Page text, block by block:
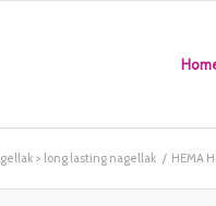
> long lasting nagellak / HEMA